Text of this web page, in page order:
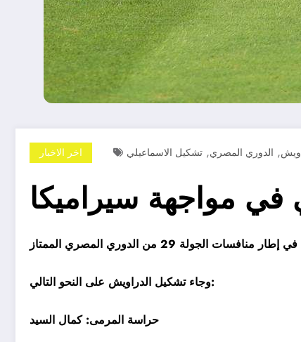
اخر الاخبار , الدوري المصري, تشكيل الاسماعيلي
مواجهة سيراميكا
وجاء تشكيل الدراويش على النحو التالي:
حراسة المرمى: كمال السيد